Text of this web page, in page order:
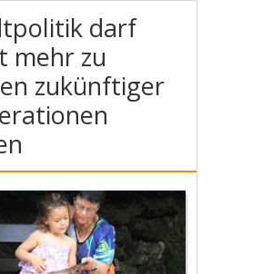
darf
mehr zu
zukünftiger